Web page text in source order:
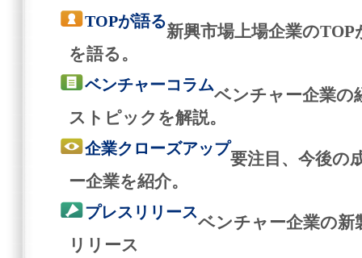
TOPが語る
新興市場上場企業の
を語る。
ベンチャーコラム
ベンチャー企業の
ストピックを解説。
企業クローズアップ
要注目、今後の
ー企業を紹介。
プレスリリース
ベンチャー企業の新
リリース